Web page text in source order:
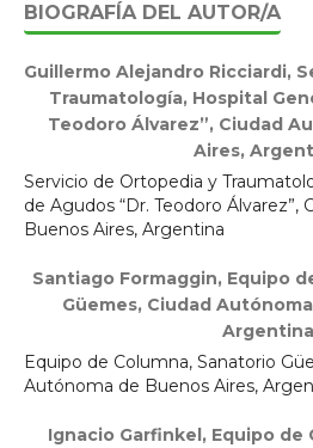
BIOGRAFÍA DEL AUTOR/A
Guillermo Alejandro Ricciardi,
Traumatología, Hospital
Teodoro Álvarez”, Ciudad
Aires,
Servicio de Ortopedia y
de Agudos “Dr. Teodoro Álvarez”,
Buenos Aires, Argentina
Santiago Formaggin, Equipo
Güemes, Ciudad
Argentina
Equipo de Columna, Sanatorio
Autónoma de Buenos Aires,
Ignacio Garfinkel, Equipo de